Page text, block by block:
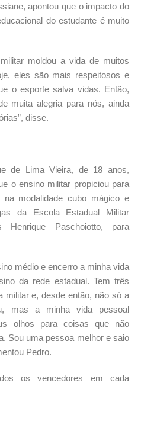
apontou que o impacto do
do estudante é muito
moldou a vida de muitos
eles são mais respeitosos e
o esporte salva vidas. Então,
muita alegria para nós, ainda
disse.
de Lima Vieira, de 18 anos,
o ensino militar propiciou para
modalidade cubo mágico e
da Escola Estadual Militar
Henrique Paschoiotto, para
médio e encerro a minha vida
da rede estadual. Tem três
militar e, desde então, não só a
mas a minha vida pessoal
olhos para coisas que não
Sou uma pessoa melhor e saio
Pedro.
os vencedores em cada